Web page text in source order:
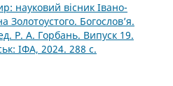
науковий вісник Івано-
Золотоустого. Богослов’я.
Р. А. Горбань. Випуск 19.
ІФА, 2024. 288 с.